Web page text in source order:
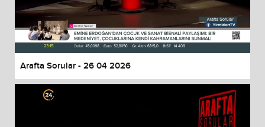
Arafta Sorular - 26 04 2026